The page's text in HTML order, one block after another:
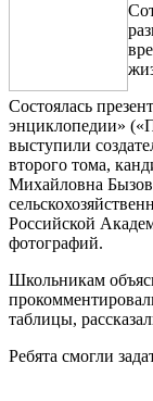
Состоялась
энциклопедии»
выступили
второго тома,
Михайловна
Российской
фотографий.
Школьникам
таблицы,
Ребята смогли